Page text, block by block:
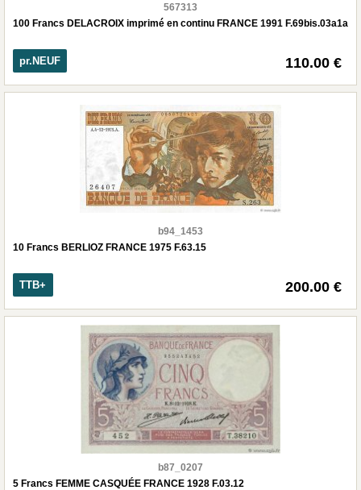
567313
100 Francs DELACROIX imprimé en continu FRANCE 1991 F.69bis.03a1a
pr.NEUF 110.00 €
b94_1453
10 Francs BERLIOZ FRANCE 1975 F.63.15
TTB+ 200.00 €
b87_0207
5 Francs FEMME CASQUÉE FRANCE 1928 F.03.12